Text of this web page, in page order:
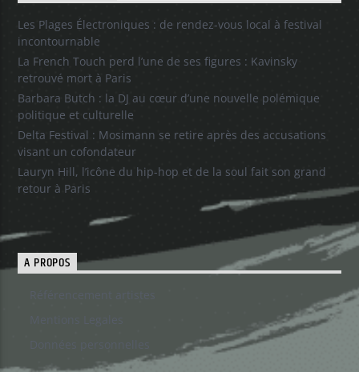
Les Plages Électroniques : de rendez-vous local à festival
incontournable
La French Touch perd l’une de ses figures : Kavinsky
retrouvé mort à Paris
Barbara Butch : la DJ au cœur d’une nouvelle polémique
politique et culturelle
Delta Festival : Mosimann se retire après des accusations
visant un cofondateur
Lauryn Hill, l’icône du hip-hop et de la soul fait son grand
retour à Paris
A PROPOS